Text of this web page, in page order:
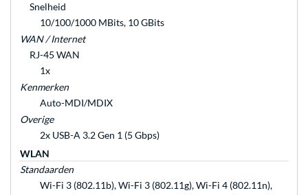
Snelheid
10/100/1000 MBits, 10 GBits
WAN / Internet
RJ-45 WAN
1x
Kenmerken
Auto-MDI/MDIX
Overige
2x USB-A 3.2 Gen 1 (5 Gbps)
WLAN
Standaarden
Wi-Fi 3 (802.11b), Wi-Fi 3 (802.11g), Wi-Fi 4 (802.11n),